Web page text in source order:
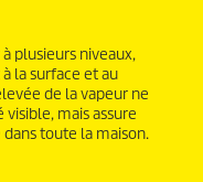
plusieurs niveaux,
la surface et au
de la vapeur ne
mais assure
toute la maison.